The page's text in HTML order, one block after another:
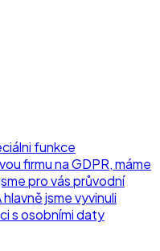
funkce
firmu na GDPR, máme
pro vás průvodní
jsme vyvinuli
s osobními daty